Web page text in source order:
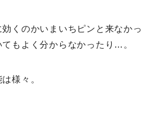
くのかいまいちピンと来なかっ
もよく分からなかったり…。
様々。